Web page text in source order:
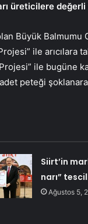
üreticilere
Büyük Balmumu
ile arıcılara
ile bugüne
peteği
Siirt’in
narı”
Ağustos 5,